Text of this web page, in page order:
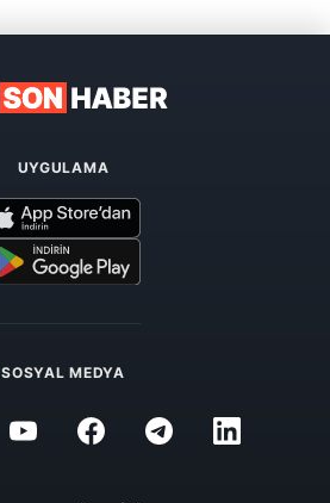
UYGULAMA
SOSYAL MEDYA